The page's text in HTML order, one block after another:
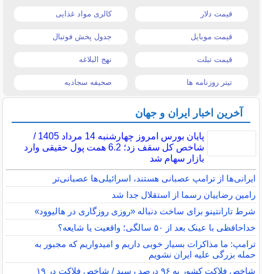
قیمت دلار کالری مواد غذایی
قیمت موبایل جدول پخش فوتبال
قیمت تبلت نهج البلاغه
تیتر روزنامه ها صحیفه سجادیه
آخرین اخبار ایران و جهان
پایان بورس امروز چهارشنبه 14 مرداد 1405 /
شاخص کل سقف زد؛ 6.2 همت پول حقیقی وارد
بازار سهام شد
ایرانی‌ها از ترامپ عصبانی هستند، اسرائیلی‌ها عصبانی‌تر
رامین رضاییان رسما از استقلال جدا شد
شرط تارانتینو برای ساخت دنباله «روزی روزگاری در هالیوود»
خداحافظی با عینک بعد از ۵۰ سالگی؛ واقعیت یا شایعه؟
ترامپ: ما مذاکرات بسیار خوبی داریم و امیدواریم که مجبور به
حمله بزرگی علیه ایران نشویم
شاخص فلاکت کشور به ۹۶ درصد رسید / شاخص فلاکت در ۱۹